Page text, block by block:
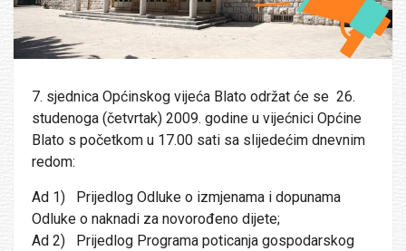
7. sjednica Općinskog vijeća Blato održat će se 26.
studenoga (četvrtak) 2009. godine u vijećnici Općine
Blato s početkom u 17.00 sati sa slijedećim dnevnim
redom:
Ad 1) Prijedlog Odluke o izmjenama i dopunama
Odluke o naknadi za novorođeno dijete;
Ad 2) Prijedlog Programa poticanja gospodarskog